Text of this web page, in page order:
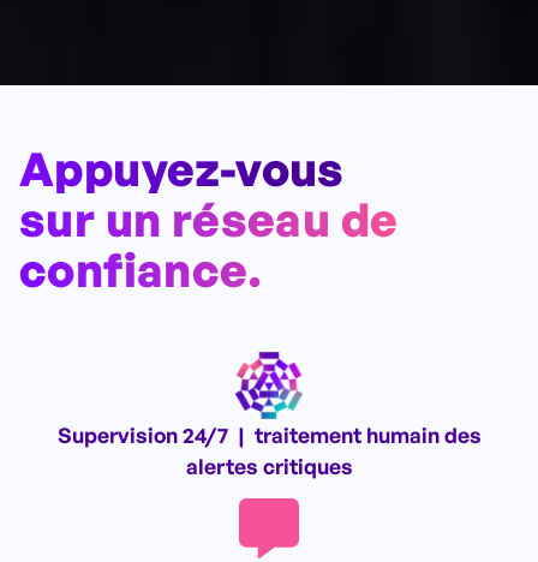
Appuyez-vous
sur un réseau de
confiance.
Supervision 24/7 | traitement humain des
alertes critiques